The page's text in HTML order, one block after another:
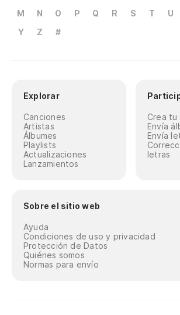
M
N O P Q R S T U
Y
Z #
Explorar
Canciones
Artistas
Álbumes
Playlists
Actualizaciones
Lanzamientos
Crea tu
Envía
Envía
letras
Sobre el sitio web
Ayuda
Condiciones de uso y privacidad
Protección de Datos
Quiénes somos
Normas para envío